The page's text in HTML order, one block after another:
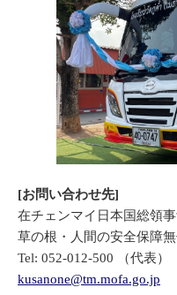
[お問い合わせ先]
在チェンマイ日本国総領
草の根・人間の安全保障
Tel: 052-012-500 （代表
kusanone@tm.mofa.go.jp